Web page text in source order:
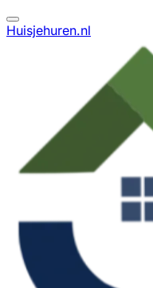
Huisjehuren.nl